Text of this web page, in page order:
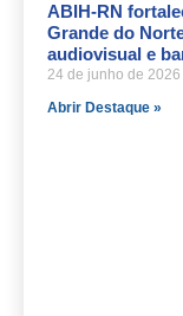
ABIH-RN
Grande do
audiovisual e
24 de junho de 2026
Abrir Destaque »